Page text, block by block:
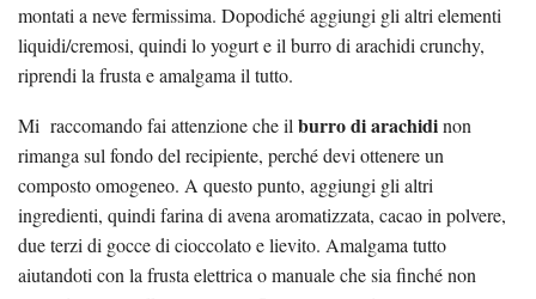
montati a neve fermissima. Dopodiché aggiungi gli altri elementi
liquidi/cremosi, quindi lo yogurt e il burro di arachidi crunchy,
riprendi la frusta e amalgama il tutto.
Mi raccomando fai attenzione che ilburro di arachidinon
rimanga sul fondo del recipiente, perché devi ottenere un
composto omogeneo. A questo punto, aggiungi gli altri
ingredienti, quindi farina di avena aromatizzata, cacao in polvere,
due terzi di gocce di cioccolato e lievito. Amalgama tutto
aiutandoti con la frusta elettrica o manuale che sia finché non